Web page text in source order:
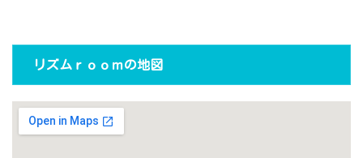
リズムｒｏｏｍの地図